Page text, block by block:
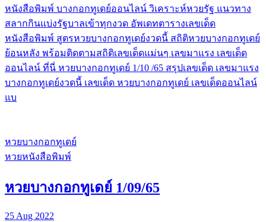
หนังสือพิมพ์ บางกอกทูเดย์ออนไลน์ วิเคราะห์หวยรัฐ แนวทาง
สลากกินแบ่งรัฐบาลเข้าทุกงวด อัพเดทตารางเลขเด็ด
หนังสือพิมพ์ สูตรหวยบางกอกทูเดย์งวดนี้ สถิติหวยบางกอกทูเดย์
ย้อนหลัง พร้อมติดตามสถิติเลขเด็ดแม่นๆ เลขมาแรง เลขเด็ด
ออนไลน์ ที่นี่ หวยบางกอกทูเดย์ 1/10 /65 สรุปเลขเด็ด เลขมาแรง
บางกอกทูเดย์งวดนี้ เลขเด็ด หวยบางกอกทูเดย์ เลขเด็ดออนไลน์
แบ
หวยบางกอกทูเดย์
หวยหนังสือพิมพ์
หวยบางกอกทูเดย์ 1/09/65
25 Aug 2022